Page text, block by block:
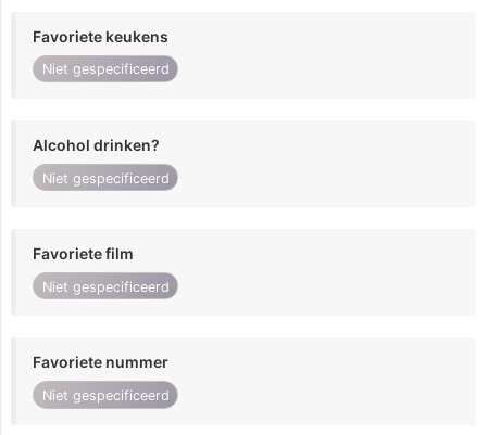
Favoriete keukens
Niet gespecificeerd
Alcohol drinken?
Niet gespecificeerd
Favoriete film
Niet gespecificeerd
Favoriete nummer
Niet gespecificeerd